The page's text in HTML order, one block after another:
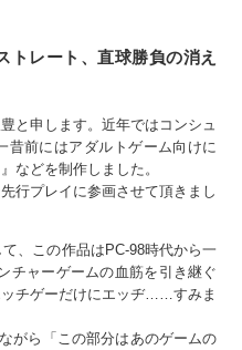
トレート、直球勝負の消え
と申します。近年ではコンシュ
昔前にはアダルトゲーム向けに
などを制作しました。
行プレイに参画させて頂きまし
、この作品はPC-98時代から一
チャーゲームの血筋を引き継ぐ
チゲーだけにエッヂ……すみま
がら「この部分はあのゲームの